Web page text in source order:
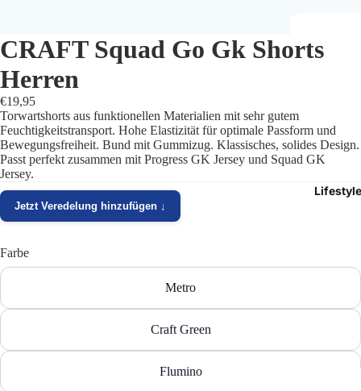
Trikots
Lifestyle
CRAFT Squad Go Gk Shorts
Herren
€19,95
Torwartshorts aus funktionellen Materialien mit sehr gutem
Feuchtigkeitstransport. Hohe Elastizität für optimale Passform und
Bewegungsfreiheit. Bund mit Gummizug. Klassisches, solides Design.
Passt perfekt zusammen mit Progress GK Jersey und Squad GK
Jersey.
Jetzt Veredelung hinzufügen ↓
Farbe
Metro
Craft Green
Flumino